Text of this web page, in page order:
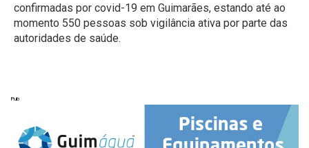
confirmadas por covid-19 em Guimarães, estando até ao
momento 550 pessoas sob vigilância ativa por parte das
autoridades de saúde.
Pub